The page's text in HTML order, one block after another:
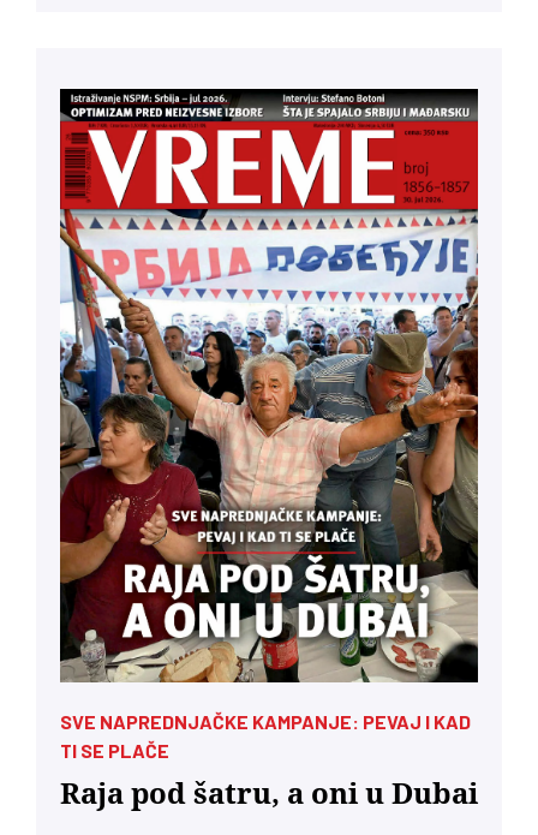
SVE NAPREDNJAČKE KAMPANJE: PEVAJ I KAD
TI SE PLAČE
Raja pod šatru, a oni u Dubai